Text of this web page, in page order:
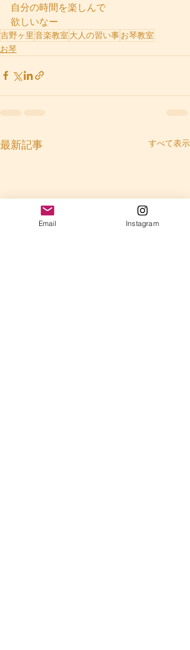
自分の時間を楽しんで
欲しいなー
吉野ヶ里 音楽教室 大人の習い事お琴教室
お琴
最新記事 すべて表示
Email Instagram